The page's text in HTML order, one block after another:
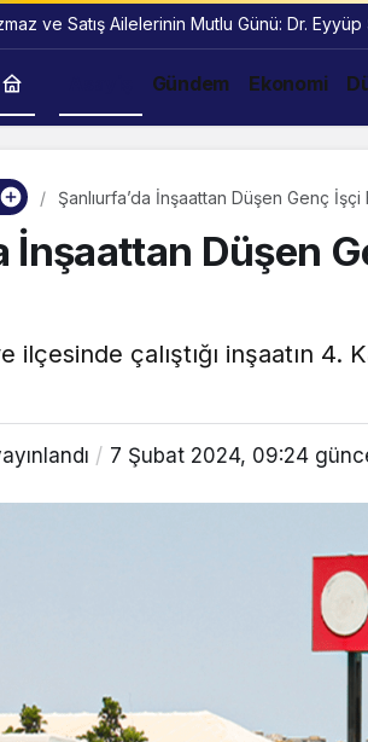
ve Satış Ailelerinin Mutlu Günü: Dr.
Gündem Ekonomi
Şanlıurfa’da İnşaattan Düşen Genç İşçi
İnşaattan Düşen
ilçesinde çalıştığı inşaatın 4.
7 Şubat 2024, 09:24